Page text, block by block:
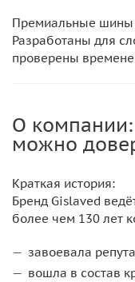
Премиальные шины
Разработаны для
проверены
О
можно
Краткая история:
Бренд Gislaved
более чем 130 лет
завоевала
вошла в состав